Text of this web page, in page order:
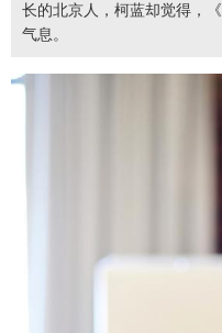
长的北京人，柯蓝却觉得，
气息。